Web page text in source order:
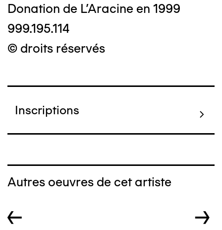
Donation de L'Aracine en 1999
999.195.114
© droits réservés
Inscriptions
Autres oeuvres de cet artiste
← →